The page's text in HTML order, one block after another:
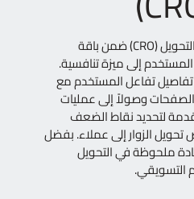
تقدم خدمة تحسين معدل التحويل (CRO) ضمن باقة
إلى ميزة تنافسية.
تفاعل المستخدم مع
وصولاً إلى عمليات
لتحديد نقاط الضعف
الزوار إلى عملاء. بفضل
ملحوظة في التحويل
التسويقي.